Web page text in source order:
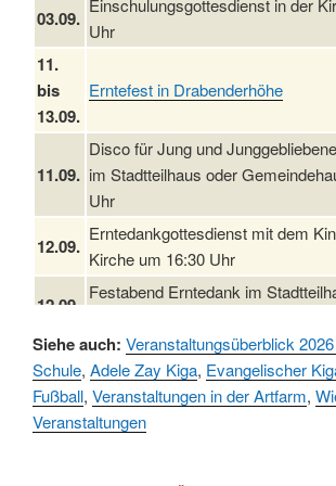
03.09.
Einschulungsgottesdienst in der
Uhr
11.
bis
13.09.
Erntefest in Drabenderhöhe
11.09.
Disco für Jung und
im Stadtteilhaus oder
Uhr
12.09.
Erntedankgottesdienst mit dem
Kirche um 16:30 Uhr
12.09.
Festabend Erntedank im
13.09.
Umzug und Feier zum
Stadtteilhaus um 14:00 Uhr
19.09. Schlagerabend im Stadtteilhaus
Siehe auch: Veranstaltungsüberblick
Schule, Adele Zay Kiga, Evangelischer
Fußball, Veranstaltungen in der Artfarm,
Veranstaltungen